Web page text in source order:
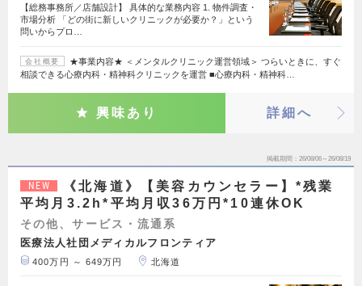
【総務事務所／店舗設計】 具体的な業務内容 1. 物件調査・
市場分析 「どの街に新しいクリニックが必要か？」という
問いからプロ…
会社概要
★事業内容★ ＜メンタルクリニック運営領域＞ つらいときに、すぐ
相談できる心療内科・精神科クリニックを運営 ■心療内科・精神科…
興味あり 詳細へ
掲載期間 26/08/06～26/08/19
NEW
《北海道》【美容カウンセラー】*残業
平均月3.2h*平均月収36万円*10連休OK
その他、サービス・流通系
医療法人社団メディカルフロンティア
400万円 ～ 649万円 北海道